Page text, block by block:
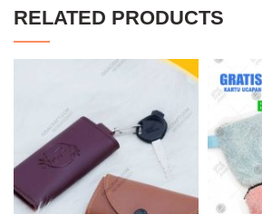
RELATED PRODUCTS